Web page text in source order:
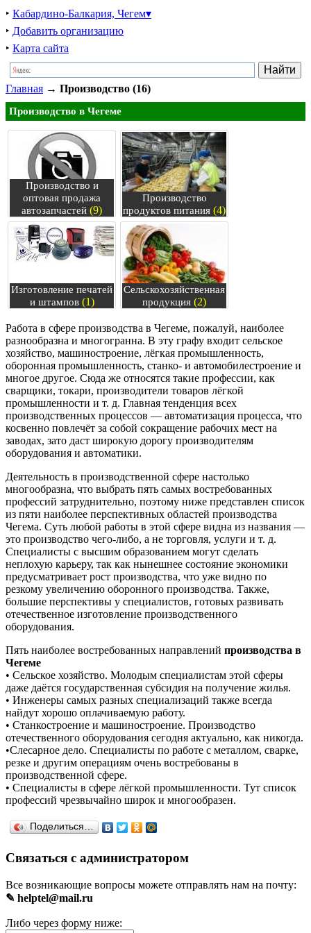
‣ Кабардино-Балкария, Чегем▾
‣ Добавить организацию
‣ Карта сайта
Главная → Производство (16)
Производство в Чегеме
Производство и
оптовая продажа
автозапчастей (9)
Производство
продуктов питания (4)
Изготовление печатей
и штампов(1)
Сельскохозяйственная
продукция (2)
Работа в сфере производства в Чегеме, пожалуй, наиболее
разнообразна и многогранна. В эту графу входит сельское
хозяйство, машиностроение, лёгкая промышленность,
оборонная промышленность, станко- и автомобилестроение и
многое другое. Сюда же относятся такие профессии, как
сварщики, токари, производители товаров лёгкой
промышленности и т. д. Главная тенденция всех
производственных процессов — автоматизация процесса, что
косвенно повлечёт за собой сокращение рабочих мест на
заводах, зато даст широкую дорогу производителям
оборудования и автоматики.
Деятельность в производственной сфере настолько
многообразна, что выбрать пять самых востребованных
профессий затруднительно, поэтому ниже представлен список
из пяти наиболее перспективных областей производства
Чегема. Суть любой работы в этой сфере видна из названия —
это производство чего-либо, а не торговля, услуги и т. д.
Специалисты с высшим образованием могут сделать
неплохую карьеру, так как нынешнее состояние экономики
предусматривает рост производства, что уже видно по
резкому увеличению оборонного производства. Также,
большие перспективы у специалистов, готовых развивать
отечественное изготовление производственного
оборудования.
Пять наиболее востребованных направлений производства в
Чегеме
• Сельское хозяйство. Молодым специалистам этой сферы
даже даётся государственная субсидия на получение жилья.
• Инженеры самых разных специализаций также всегда
найдут хорошо оплачиваемую работу.
• Станкостроение и машиностроение. Производство
отечественного оборудования сегодня актуально, как никогда.
•Слесарное дело. Специалисты по работе с металлом, сварке,
резке и другим операциям очень востребованы в
производственной сфере.
• Специалисты в сфере лёгкой промышленности. Тут список
профессий чрезвычайно широк и многообразен.
Поделиться…
Связаться с администратором
Все возникающие вопросы можете отправлять нам на почту:
✎ helptel@mail.ru
Либо через форму ниже: